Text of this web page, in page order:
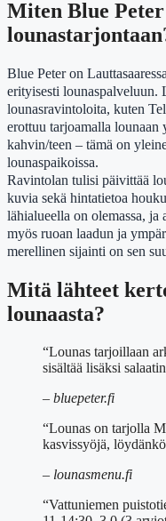
Miten Blue
Blue Peter on
erityisesti lounaspalveluun.
lounasravintoloita, kuten
erottuu tarjoamalla lounaan
kahvin/teen – tämä on
lounaspaikoissa.
Ravintolan tulisi päivittää
kuvia sekä hintatietoa
lähialueella on olemassa,
myös ruoan laadun ja
merellinen sijainti on sen
Mitä lähteet
lounaasta?
“Lounas tarjoillaan
sisältää lisäksi
– bluepeter.fi
“Lounas on tarjolla
kasvissyöjä,
– lounasmenu.fi
“Vattuniemen